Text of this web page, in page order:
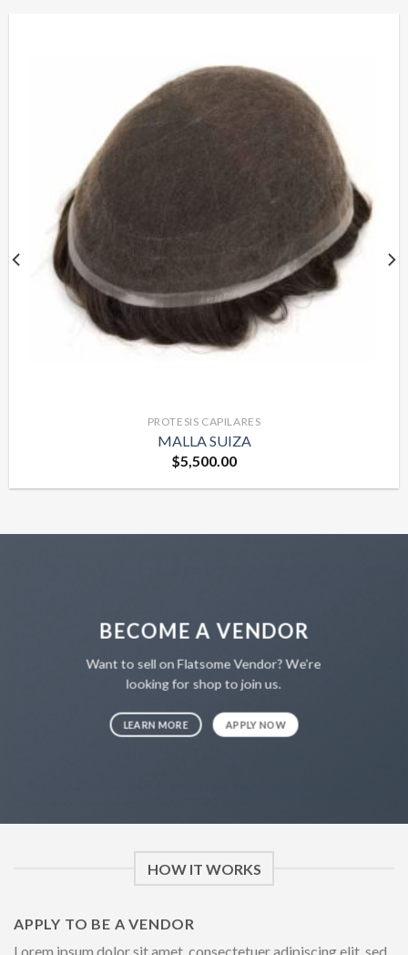
PROTESIS CAPILARES
MALLA SUIZA
$5,500.00
BECOME A VENDOR
Want to sell on Flatsome Vendor? We’re
looking for shop to join us.
LEARN MORE APPLY NOW
HOW IT WORKS
APPLY TO BE A VENDOR
Lorem ipsum dolor sit amet, consectetuer adipiscing elit, sed